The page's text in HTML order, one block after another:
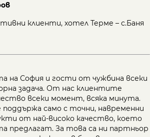
клиенти, хотел Терме – с.Баня
на София и гости от чужбина всеки
задача. От нас клиентите
всеки момент, всяка минута.
само с точни, навременни
от най-високо качество, което
предлагат. За това са ни партньор